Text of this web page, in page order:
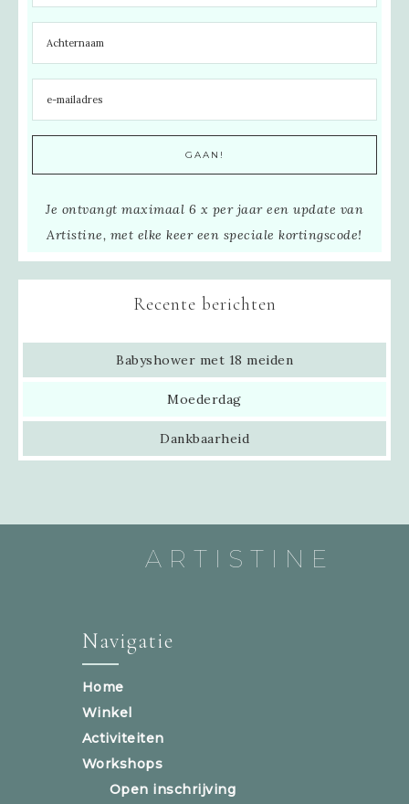
Je ontvangt maximaal 6 x per jaar een update van
Artistine, met elke keer een speciale kortingscode!
Recente berichten
Babyshower met 18 meiden
Moederdag
Dankbaarheid
ARTISTINE
Navigatie
Home
Winkel
Activiteiten
Workshops
Open inschrijving